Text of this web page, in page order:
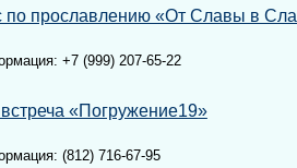
по прославлению «От Славы в
+7 (999) 207-65-22
«Погружение19»
(812) 716-67-95